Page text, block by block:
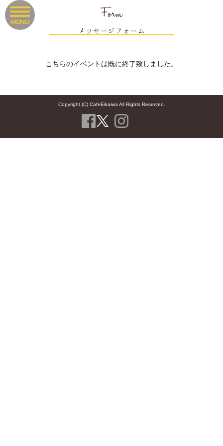
Form
メッセージフォーム
こちらのイベントは既に終了致しました。
Copyright (C) CafeEikaiwa All Rights Reserved.